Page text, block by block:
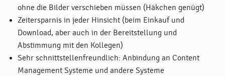
ohne die Bilder verschieben müssen (Häkchen genügt)
Zeitersparnis in jeder Hinsicht (beim Einkauf und
Download, aber auch in der Bereitstellung und
Abstimmung mit den Kollegen)
Sehr schnittstellenfreundlich: Anbindung an Content
Management Systeme und andere Systeme